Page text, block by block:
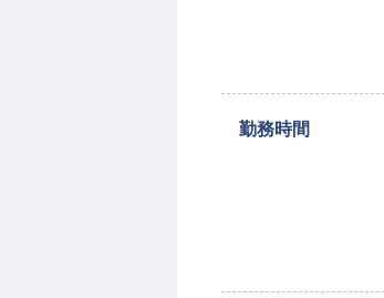
勤務時間